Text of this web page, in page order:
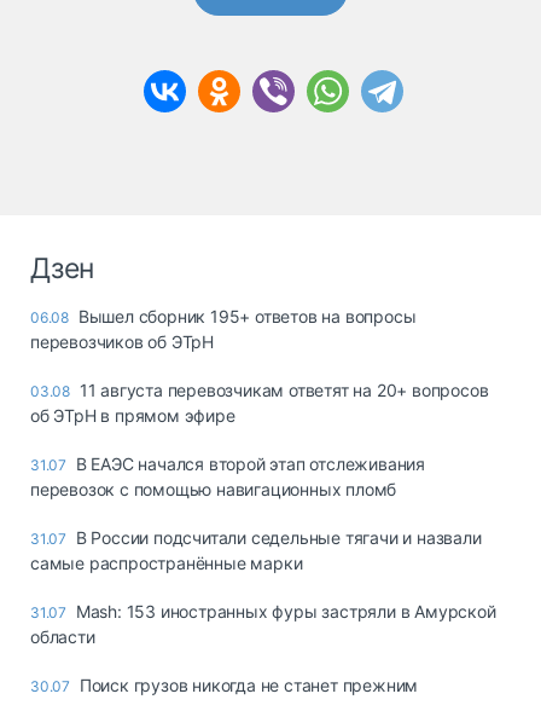
Дзен
06.08 Вышел сборник 195+ ответов на вопросы
перевозчиков об ЭТрН
03.08 11 августа перевозчикам ответят на 20+ вопросов
об ЭТрН в прямом эфире
31.07
В ЕАЭС начался второй этап отслеживания
перевозок с помощью навигационных пломб
31.07
В России подсчитали седельные тягачи и назвали
самые распространённые марки
31.07
Mash: 153 иностранных фуры застряли в Амурской
области
30.07 Поиск грузов никогда не станет прежним